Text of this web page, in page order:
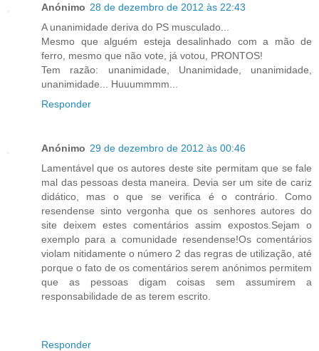
Anónimo 28 de dezembro de 2012 às 22:43
A unanimidade deriva do PS musculado...
Mesmo que alguém esteja desalinhado com a mão de
ferro, mesmo que não vote, já votou, PRONTOS!
Tem razão: unanimidade, Unanimidade, unanimidade,
unanimidade... Huuummmm...
Responder
Anónimo 29 de dezembro de 2012 às 00:46
Lamentável que os autores deste site permitam que se fale
mal das pessoas desta maneira. Devia ser um site de cariz
didático, mas o que se verifica é o contrário. Como
resendense sinto vergonha que os senhores autores do
site deixem estes comentários assim expostos.Sejam o
exemplo para a comunidade resendense!Os comentários
violam nitidamente o número 2 das regras de utilização, até
porque o fato de os comentários serem anónimos permitem
que as pessoas digam coisas sem assumirem a
responsabilidade de as terem escrito.
Responder